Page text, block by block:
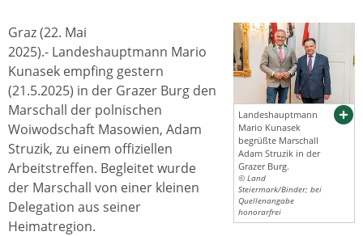
Landeshauptmann
Mario Kunasek
begrüßte Marschall
Adam Struzik in der
Grazer Burg.
© Land
Steiermark/Binder; bei
Quellenangabe
honorarfrei
Graz (22. Mai
2025).- Landeshauptmann Mario
Kunasek empfing gestern
(21.5.2025) in der Grazer Burg den
Marschall der polnischen
Woiwodschaft Masowien, Adam
Struzik, zu einem offiziellen
Arbeitstreffen. Begleitet wurde
der Marschall von einer kleinen
Delegation aus seiner
Heimatregion.